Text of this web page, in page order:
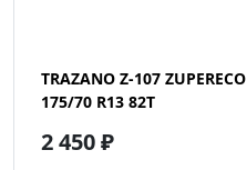
TRAZANO Z-107 ZUPERECO
175/70 R13 82T
2 450 ₽